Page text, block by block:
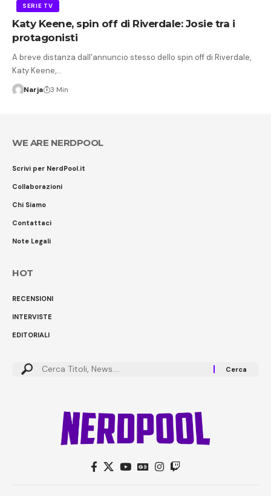
SERIE TV
Katy Keene, spin off di Riverdale: Josie tra i
protagonisti
A breve distanza dall'annuncio stesso dello spin off di Riverdale,
Katy Keene,…
Narja 3 Min
WE ARE NERDPOOL
Scrivi per NerdPool.it
Collaborazioni
Chi Siamo
Contattaci
Note Legali
HOT
RECENSIONI
INTERVISTE
EDITORIALI
Cerca: